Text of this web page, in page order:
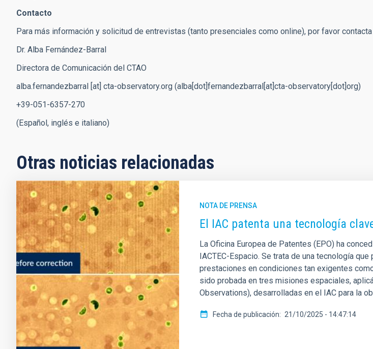
Contacto
Para más información y solicitud de entrevistas (tanto presenciales como online), por favor contacta
Dr. Alba Fernández-Barral
Directora de Comunicación del CTAO
alba.fernandezbarral [at] cta-observatory.org (alba[dot]fernandezbarral[at]cta-observatory[dot]org)
+39-051-6357-270
(Español, inglés e italiano)
Otras noticias relacionadas
NOTA DE PRENSA
El IAC patenta una tecnología
La Oficina Europea de Patentes (EPO) ha
IACTEC-Espacio. Se trata de una tecnología
prestaciones en condiciones tan exigentes
sido probada en tres misiones espaciales,
Observations), desarrolladas en el IAC para la
Fecha de publicación 21/10/2025 - 14:47:14